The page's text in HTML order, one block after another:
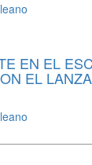
EN EL
EL